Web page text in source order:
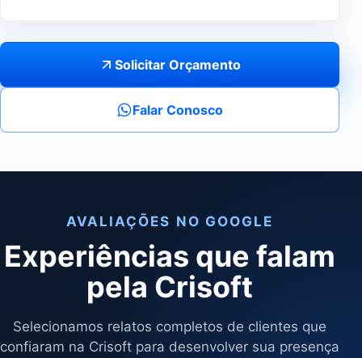
Solicitar Orçamento
Falar Conosco
AVALIAÇÕES NO GOOGLE
Experiências que falam
pela Crisoft
Selecionamos relatos completos de clientes que
confiaram na Crisoft para desenvolver sua presença